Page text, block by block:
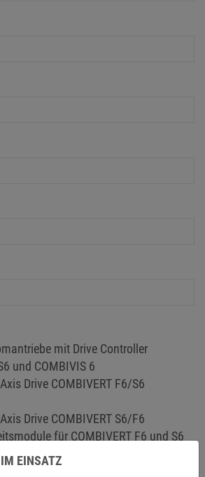
mit Drive Controller
und COMBIVIS 6
Drive COMBIVERT F6/S6
Drive COMBIVERT S6/F6
für COMBIVERT F6 und S6
G6 und COMBIVIS 6
EINSATZ